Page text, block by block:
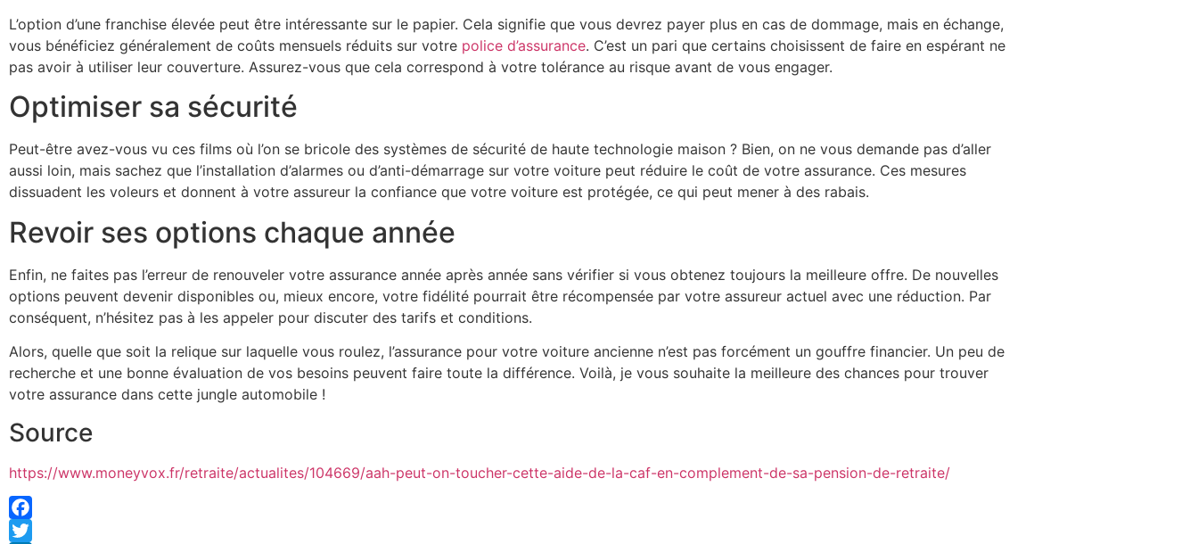
L’option d’une franchise élevée peut être intéressante sur le papier. Cela signifie que vous devrez payer plus en cas de dommage, mais en échange,
vous bénéficiez généralement de coûts mensuels réduits sur votre police d’assurance. C’est un pari que certains choisissent de faire en espérant ne
pas avoir à utiliser leur couverture. Assurez-vous que cela correspond à votre tolérance au risque avant de vous engager.
Optimiser sa sécurité
Peut-être avez-vous vu ces films où l’on se bricole des systèmes de sécurité de haute technologie maison ? Bien, on ne vous demande pas d’aller
aussi loin, mais sachez que l’installation d’alarmes ou d’anti-démarrage sur votre voiture peut réduire le coût de votre assurance. Ces mesures
dissuadent les voleurs et donnent à votre assureur la confiance que votre voiture est protégée, ce qui peut mener à des rabais.
Revoir ses options chaque année
Enfin, ne faites pas l’erreur de renouveler votre assurance année après année sans vérifier si vous obtenez toujours la meilleure offre. De nouvelles
options peuvent devenir disponibles ou, mieux encore, votre fidélité pourrait être récompensée par votre assureur actuel avec une réduction. Par
conséquent, n’hésitez pas à les appeler pour discuter des tarifs et conditions.
Alors, quelle que soit la relique sur laquelle vous roulez, l’assurance pour votre voiture ancienne n’est pas forcément un gouffre financier. Un peu de
recherche et une bonne évaluation de vos besoins peuvent faire toute la différence. Voilà, je vous souhaite la meilleure des chances pour trouver
votre assurance dans cette jungle automobile !
Source
https://www.moneyvox.fr/retraite/actualites/104669/aah-peut-on-toucher-cette-aide-de-la-caf-en-complement-de-sa-pension-de-retraite/
Facebook